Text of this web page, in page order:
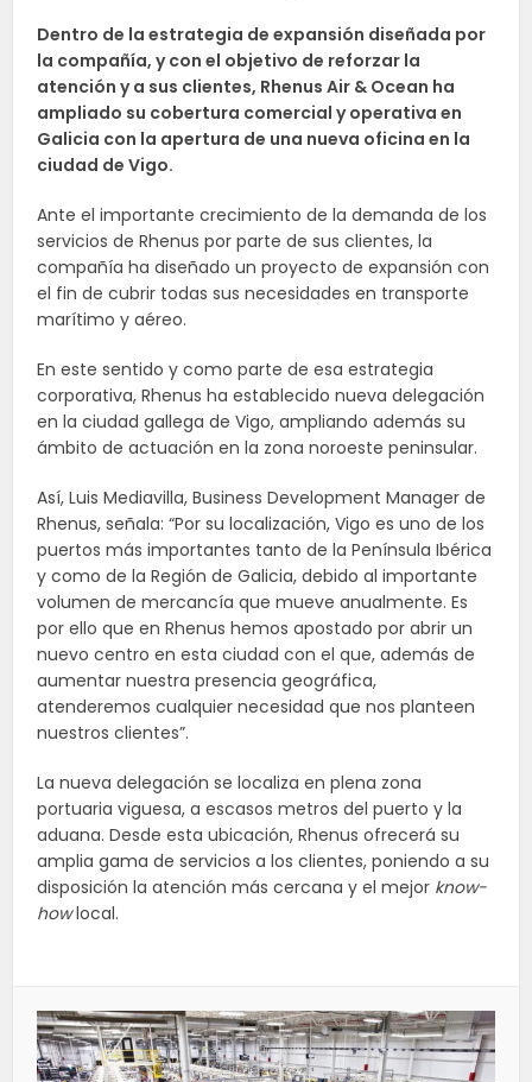
Dentro de la estrategia de expansión diseñada por
la compañía, y con el objetivo de reforzar la
atención y a sus clientes, Rhenus Air & Ocean ha
ampliado su cobertura comercial y operativa en
Galicia con la apertura de una nueva oficina en la
ciudad de Vigo.
Ante el importante crecimiento de la demanda de los
servicios de Rhenus por parte de sus clientes, la
compañía ha diseñado un proyecto de expansión con
el fin de cubrir todas sus necesidades en transporte
marítimo y aéreo.
En este sentido y como parte de esa estrategia
corporativa, Rhenus ha establecido nueva delegación
en la ciudad gallega de Vigo, ampliando además su
ámbito de actuación en la zona noroeste peninsular.
Así, Luis Mediavilla, Business Development Manager de
Rhenus, señala: “Por su localización, Vigo es uno de los
puertos más importantes tanto de la Península Ibérica
y como de la Región de Galicia, debido al importante
volumen de mercancía que mueve anualmente. Es
por ello que en Rhenus hemos apostado por abrir un
nuevo centro en esta ciudad con el que, además de
aumentar nuestra presencia geográfica,
atenderemos cualquier necesidad que nos planteen
nuestros clientes”.
La nueva delegación se localiza en plena zona
portuaria viguesa, a escasos metros del puerto y la
aduana. Desde esta ubicación, Rhenus ofrecerá su
amplia gama de servicios a los clientes, poniendo a su
disposición la atención más cercana y el mejor know-
howlocal.